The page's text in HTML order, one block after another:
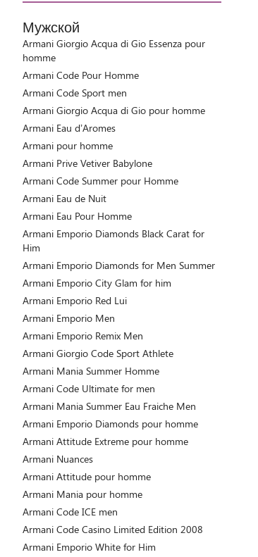
Мужской
Armani Giorgio Acqua di Gio Essenza pour
homme
Armani Code Pour Homme
Armani Code Sport men
Armani Giorgio Acqua di Gio pour homme
Armani Eau d’Aromes
Armani pour homme
Armani Prive Vetiver Babylone
Armani Code Summer pour Homme
Armani Eau de Nuit
Armani Eau Pour Homme
Armani Emporio Diamonds Black Carat for
Him
Armani Emporio Diamonds for Men Summer
Armani Emporio City Glam for him
Armani Emporio Red Lui
Armani Emporio Men
Armani Emporio Remix Men
Armani Giorgio Code Sport Athlete
Armani Mania Summer Homme
Armani Code Ultimate for men
Armani Mania Summer Eau Fraiche Men
Armani Emporio Diamonds pour homme
Armani Attitude Extreme pour homme
Armani Nuances
Armani Attitude pour homme
Armani Mania pour homme
Armani Code ICE men
Armani Code Casino Limited Edition 2008
Armani Emporio White for Him